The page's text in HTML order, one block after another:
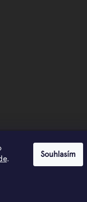
. Souhlasím